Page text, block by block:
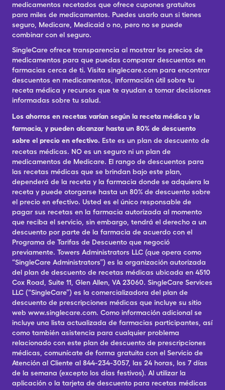
medicamentos recetados que ofrece cupones gratuitos
para miles de medicamentos. Puedes usarlo aun si tienes
seguro, Medicare, Medicaid o no, pero no se puede
combinar con el seguro.
SingleCare ofrece transparencia al mostrar los precios de
medicamentos para que puedas comparar descuentos en
farmacias cerca de ti. Visita singlecare.com para encontrar
descuentos en medicamentos, información útil sobre tu
receta médica y recursos que te ayudan a tomar decisiones
informadas sobre tu salud.
Los ahorros en recetas varían según la receta médica y la
farmacia, y pueden alcanzar hasta un 80% de descuento
sobre el precio en efectivo. Este es un plan de descuento de
recetas médicas. NO es un seguro ni un plan de
medicamentos de Medicare. El rango de descuentos para
las recetas médicas que se brindan bajo este plan,
dependerá de la receta y la farmacia donde se adquiera la
receta y puede otorgarse hasta un 80% de descuento sobre
el precio en efectivo. Usted es el único responsable de
pagar sus recetas en la farmacia autorizada al momento
que reciba el servicio, sin embargo, tendrá el derecho a un
descuento por parte de la farmacia de acuerdo con el
Programa de Tarifas de Descuento que negoció
previamente. Towers Administrators LLC (que opera como
“SingleCare Administrators”) es la organización autorizada
del plan de descuento de recetas médicas ubicada en 4510
Cox Road, Suite 11, Glen Allen, VA 23060. SingleCare Services
LLC (“SingleCare”) es la comercializadora del plan de
descuento de prescripciones médicas que incluye su sitio
web www.singlecare.com. Como información adicional se
incluye una lista actualizada de farmacias participantes, así
como también asistencia para cualquier problema
relacionado con este plan de descuento de prescripciones
médicas, comunícate de forma gratuita con el Servicio de
Atención al Cliente al 844-234-3057, las 24 horas, los 7 días
de la semana (excepto los días festivos). Al utilizar la
aplicación o la tarjeta de descuento para recetas médicas